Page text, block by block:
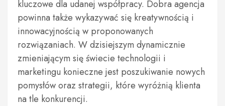
kluczowe dla udanej współpracy. Dobra agencja
powinna także wykazywać się kreatywnością i
innowacyjnością w proponowanych
rozwiązaniach. W dzisiejszym dynamicznie
zmieniającym się świecie technologii i
marketingu konieczne jest poszukiwanie nowych
pomysłów oraz strategii, które wyróżnią klienta
na tle konkurencji.